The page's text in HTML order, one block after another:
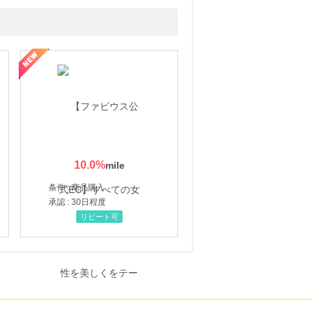
10.0%
条件 : 商品購入
承認 : 30日程度
リピート可